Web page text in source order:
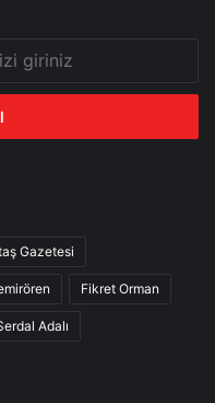
Gazetesi
Fikret Orman
Adalı